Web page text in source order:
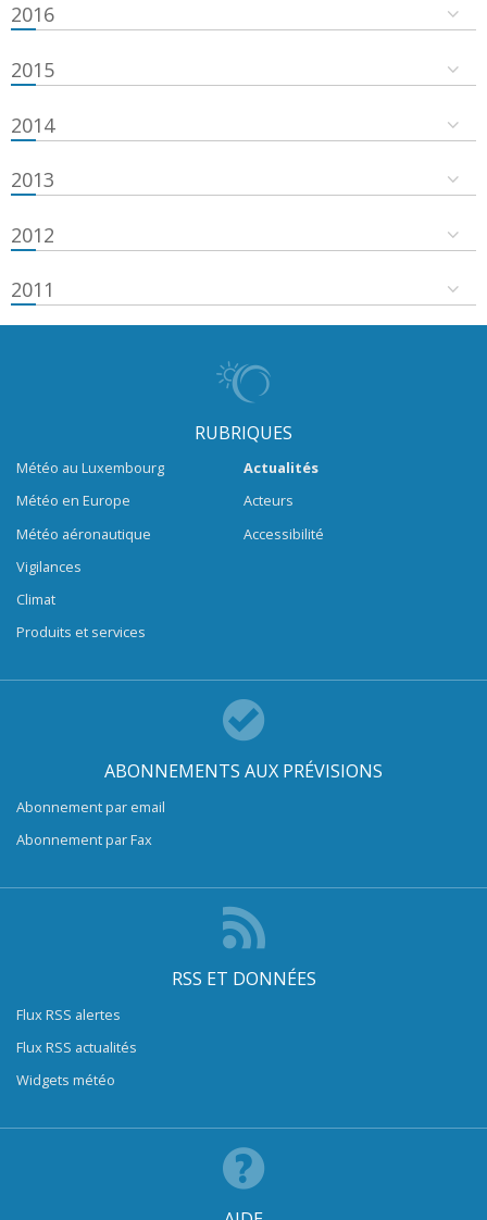
2016
2015
2014
2013
2012
2011
RUBRIQUES
Météo au Luxembourg
Météo en Europe
Météo aéronautique
Vigilances
Climat
Produits et services
Actualités
Acteurs
Accessibilité
ABONNEMENTS AUX PRÉVISIONS
Abonnement par email
Abonnement par Fax
RSS ET DONNÉES
Flux RSS alertes
Flux RSS actualités
Widgets météo